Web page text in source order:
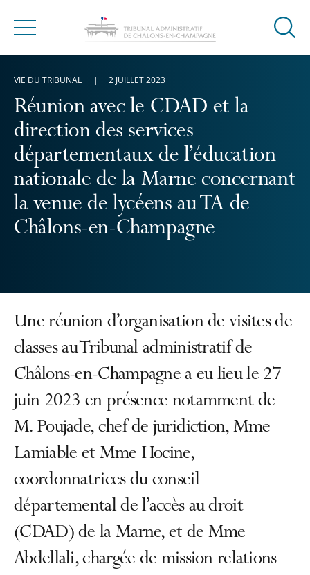
Menu
Ouvrir
Réunion avec le CDAD et la
direction des services
départementaux de l’éducation
nationale de la Marne concernant
la venue de lycéens au TA de
Châlons-en-Champagne
VIE DU TRIBUNAL 2 JUILLET 2023
Une réunion d’organisation de visites de
classes au Tribunal administratif de
Châlons-en-Champagne a eu lieu le 27
juin 2023 en présence notamment de
M. Poujade, chef de juridiction, Mme
Lamiable et Mme Hocine,
coordonnatrices du conseil
départemental de l’accès au droit
(CDAD) de la Marne, et de Mme
Abdellali, chargée de mission relations